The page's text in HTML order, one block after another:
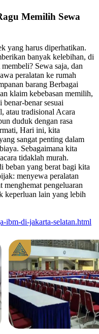
Memilih Sewa
yang harus diperhatikan.
banyak kelebihan, di
Sewa saja, dan
peralatan ke rumah
barang Berbagai
klaim kebebasan memilih,
benar sesuai
atau tradisional Acara
duduk dengan rasa
Hari ini, kita
sangat penting dalam
Sebagaimana kita
tidaklah murah.
beban yang berat bagi kita
menyewa peralatan
pengeluaran
keperluan lain yang lebih
ibm-di-jakarta-selatan.html